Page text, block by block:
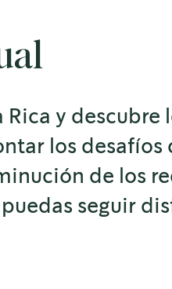
y descubre
los
de los
seguir